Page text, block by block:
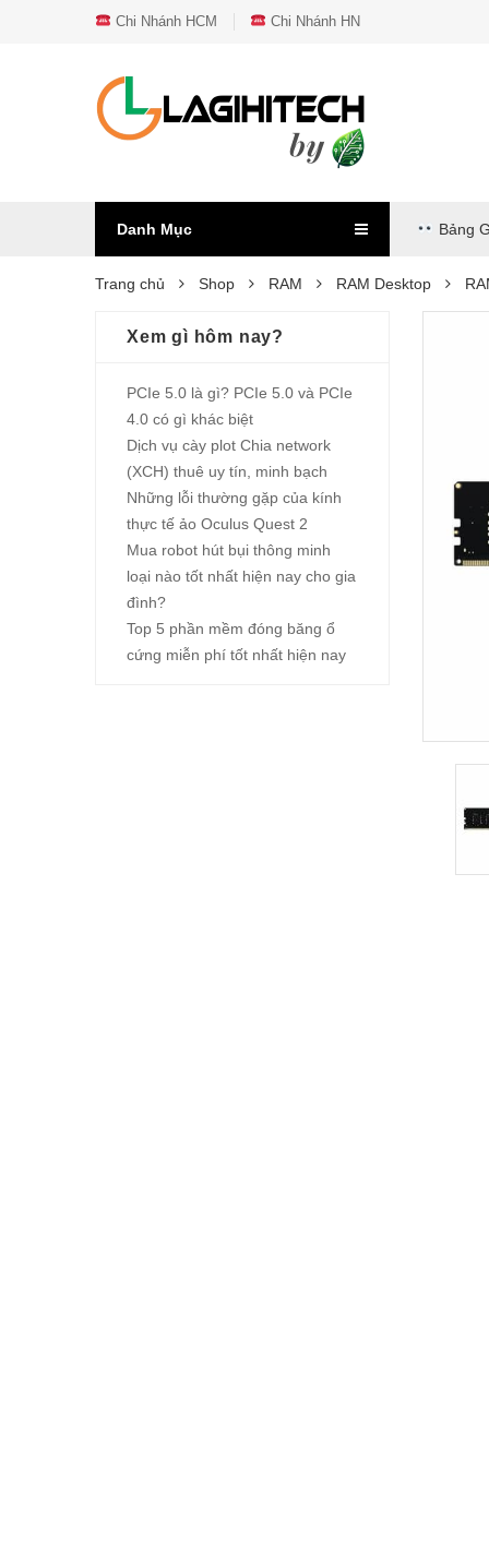
Chi Nhánh HCM Chi Nhánh HN
Danh Mục Bảng
Trang chủ Shop RAM RAM Desktop
Xem gì hôm nay?
PCIe 5.0 là gì? PCIe 5.0 và PCIe
4.0 có gì khác biệt
Dịch vụ cày plot Chia network
(XCH) thuê uy tín, minh bạch
Những lỗi thường gặp của kính
thực tế ảo Oculus Quest 2
Mua robot hút bụi thông minh
loại nào tốt nhất hiện nay cho gia
đình?
Top 5 phần mềm đóng băng ổ
cứng miễn phí tốt nhất hiện nay